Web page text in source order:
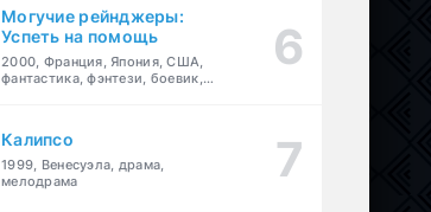
Могучие рейнджеры:
Успеть на помощь
2000, Франция, Япония, США,
фантастика, фэнтези, боевик,
Калипсо
1999, Венесуэла, драма,
мелодрама